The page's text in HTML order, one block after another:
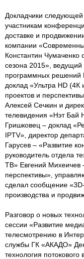
Докладчики следующей
участникам
доставке и
компании
Константин
сезона 2015»,
программных решений
доклад «Ультра HD
проектов и
Алексей Сечкин и
телевидения «Нэт Бай
Гришковец – доклад
IPTV», директор
Гарусев – «Развитие
руководитель отдела
ТВ» Евгений Михеичев
перспективы»,
сделал сообщение
производства и
Разговор о новых
сессии «Развитие
телесмотрению в
службы ГК «АКАДО»
технология